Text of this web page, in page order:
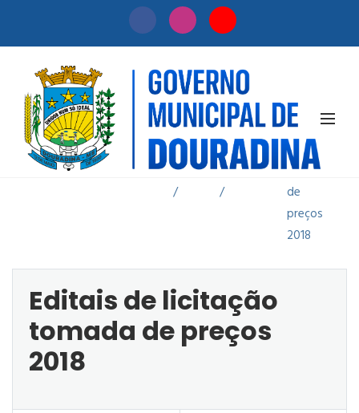
Início
/
Licitação
/
Editais de
licitação
tomada
de
preços
2018
Editais de licitação
tomada de preços
2018